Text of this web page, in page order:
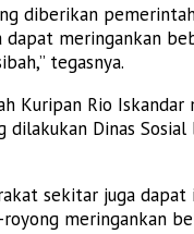
diberikan
dapat meringankan
tegasnya.
Kuripan Rio Iskandar
dilakukan Dinas Sosial
sekitar juga
meringankan